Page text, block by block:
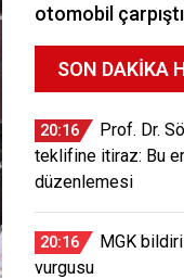
otomobil
SON DAKIKA
20:16
Prof. Dr.
teklifine itiraz: Bu
düzenlemesi
20:16
MGK
vurgusu